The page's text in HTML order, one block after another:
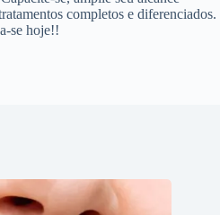
completos e diferenciados.
se hoje!!